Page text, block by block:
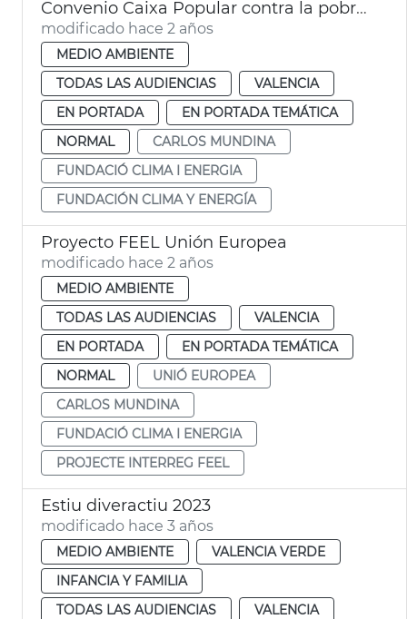
Convenio Caixa Popular contra la pobreza energética
modificado hace 2 años
MEDIO AMBIENTE
TODAS LAS AUDIENCIAS
VALENCIA
EN PORTADA
EN PORTADA TEMÁTICA
NORMAL
CARLOS MUNDINA
FUNDACIÓ CLIMA I ENERGIA
FUNDACIÓN CLIMA Y ENERGÍA
Proyecto FEEL Unión Europea
modificado hace 2 años
MEDIO AMBIENTE
TODAS LAS AUDIENCIAS
VALENCIA
EN PORTADA
EN PORTADA TEMÁTICA
NORMAL
UNIÓ EUROPEA
CARLOS MUNDINA
FUNDACIÓ CLIMA I ENERGIA
PROJECTE INTERREG FEEL
Estiu diveractiu 2023
modificado hace 3 años
MEDIO AMBIENTE
VALENCIA VERDE
INFANCIA Y FAMILIA
TODAS LAS AUDIENCIAS
VALENCIA